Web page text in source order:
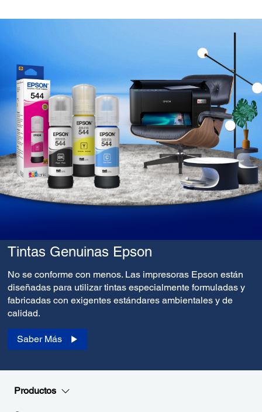
Tintas Genuinas Epson
No se conforme con menos. Las impresoras Epson están
diseñadas para utilizar tintas especialmente formuladas y
fabricadas con exigentes estándares ambientales y de
calidad.
Saber Más
Productos